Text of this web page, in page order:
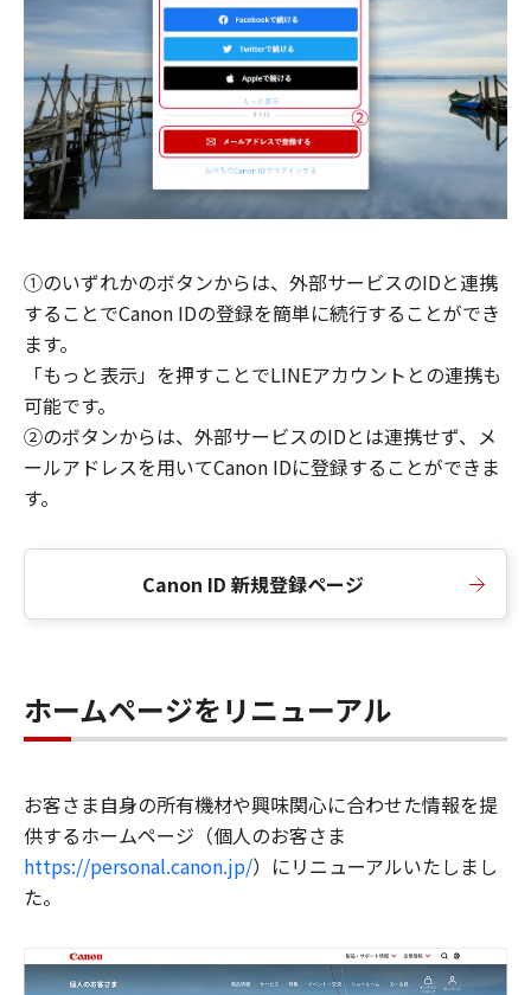
①のいずれかのボタンからは、外部サービスのIDと連携
することでCanon IDの登録を簡単に続行することができ
ます。
「もっと表示」を押すことでLINEアカウントとの連携も
可能です。
②のボタンからは、外部サービスのIDとは連携せず、メ
ールアドレスを用いてCanon IDに登録することができま
す。
Canon ID 新規登録ページ
ホームページをリニューアル
お客さま自身の所有機材や興味関心に合わせた情報を提
供するホームページ（個人のお客さま
https://personal.canon.jp/）にリニューアルいたしまし
た。